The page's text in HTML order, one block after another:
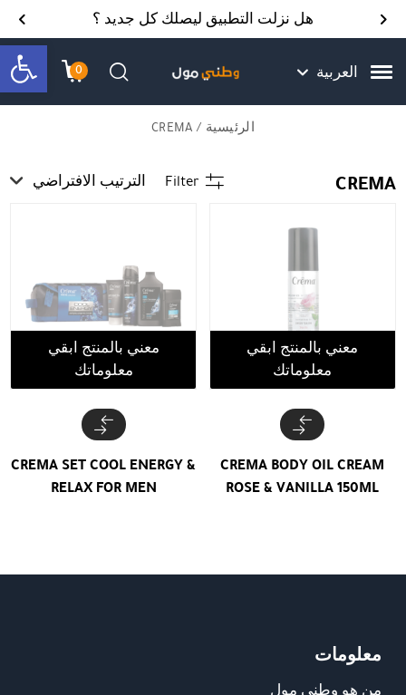
Skip to Content
Contact Us هل نزلت التطبيق ليصلك كل جديد ؟
العربية 0
עגלתחיפוש
الرئيسية / CREMA
CREMA
Filter الترتيب الافتراضي
معني بالمنتج ابقي
معلوماتك
CREMA BODY OIL CREAM
ROSE & VANILLA 150ML
معني بالمنتج ابقي
معلوماتك
CREMA SET COOL ENERGY &
RELAX FOR MEN
معلومات
Back top top